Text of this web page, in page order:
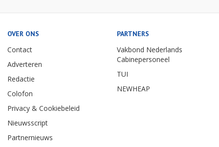
OVER ONS
Contact
Adverteren
Redactie
Colofon
Privacy & Cookiebeleid
Nieuwsscript
Partnernieuws
PARTNERS
Vakbond Nederlands
Cabinepersoneel
TUI
NEWHEAP